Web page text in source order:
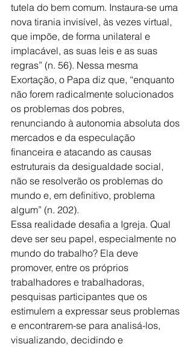
tutela do bem comum. Instaura-se uma
nova tirania invisível, às vezes virtual,
que impõe, de forma unilateral e
implacável, as suas leis e as suas
regras” (n. 56). Nessa mesma
Exortação, o Papa diz que, “enquanto
não forem radicalmente solucionados
os problemas dos pobres,
renunciando à autonomia absoluta dos
mercados e da especulação
financeira e atacando as causas
estruturais da desigualdade social,
não se resolverão os problemas do
mundo e, em definitivo, problema
algum” (n. 202).
Essa realidade desafia a Igreja. Qual
deve ser seu papel, especialmente no
mundo do trabalho? Ela deve
promover, entre os próprios
trabalhadores e trabalhadoras,
pesquisas participantes que os
estimulem a expressar seus problemas
e encontrarem-se para analisá-los,
visualizando, decidindo e